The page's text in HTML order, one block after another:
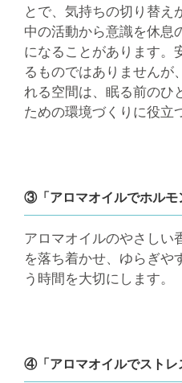
とで、気持ちの切り替え
中の活動から意識を休息
になることがあります。
るものではありませんが
れる空間は、眠る前のひ
ための環境づくりに役立
③「アロマオイルでホルモ
アロマオイルのやさしい
を落ち着かせ、ゆらぎや
う時間を大切にします。
④「アロマオイルでストレ